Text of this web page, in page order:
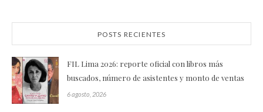
POSTS RECIENTES
FIL Lima 2026: reporte oficial con libros más
buscados, número de asistentes y monto de ventas
6 agosto, 2026